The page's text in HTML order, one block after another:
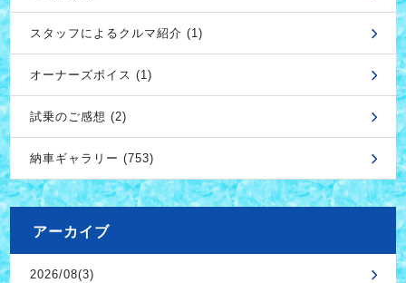
スタッフによるクルマ紹介 (1)
オーナーズボイス (1)
試乗のご感想 (2)
納車ギャラリー (753)
アーカイブ
2026/08(3)